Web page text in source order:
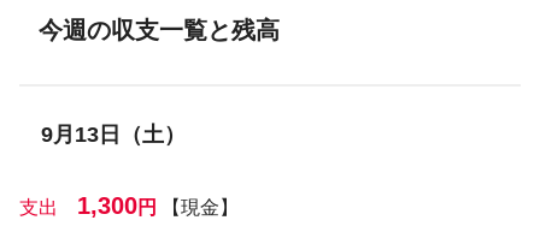
今週の収支一覧と残高
9月13日（土）
支出 1,300円 【現金】